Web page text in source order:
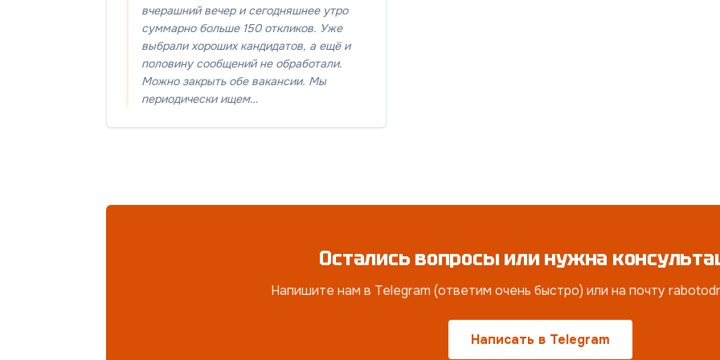
вчерашний вечер и сегодняшнее утро
суммарно больше 150 откликов. Уже
выбрали хороших кандидатов, а ещё и
половину сообщений не обработали.
Можно закрыть обе вакансии. Мы
периодически ищем…
Остались вопросы или нужна
Напишите нам в Telegram (ответим очень быстро) или на почту
Написать в Telegram